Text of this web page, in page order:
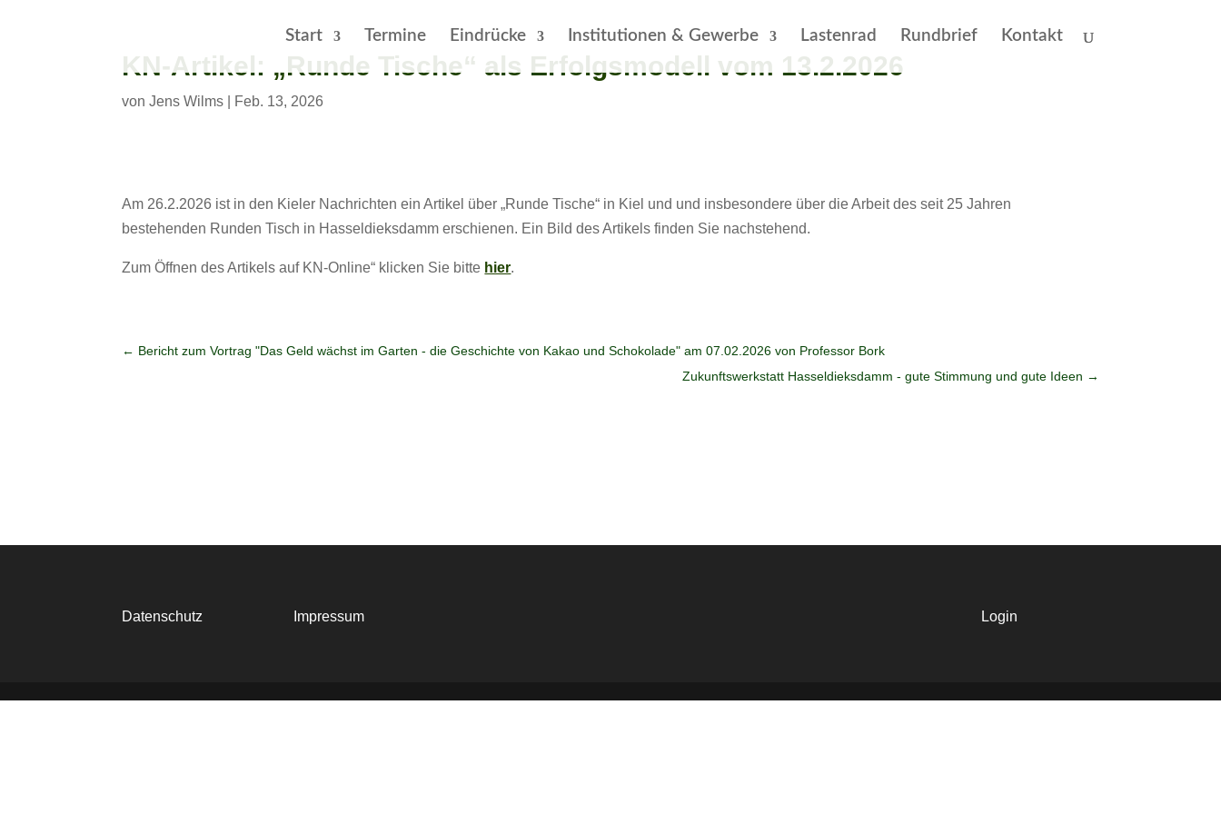
Start Termine Eindrücke Institutionen & Gewerbe Lastenrad Rundbrief Kontakt
KN-Artikel: „Runde Tische“ als Erfolgsmodell vom 13.2.2026
vonJens Wilms Feb. 13, 2026
Am 26.2.2026 ist in den Kieler Nachrichten ein Artikel über „Runde Tische“ in Kiel und und insbesondere über die Arbeit des seit 25 Jahren
bestehenden Runden Tisch in Hasseldieksdamm erschienen. Ein Bild des Artikels finden Sie nachstehend.
Zum Öffnen des Artikels auf KN-Online“ klicken Sie bitte hier.
← Bericht zum Vortrag "Das Geld wächst im Garten - die Geschichte von Kakao und Schokolade" am 07.02.2026 von Professor Bork
Zukunftswerkstatt Hasseldieksdamm - gute Stimmung und gute Ideen →
Datenschutz Impressum Login